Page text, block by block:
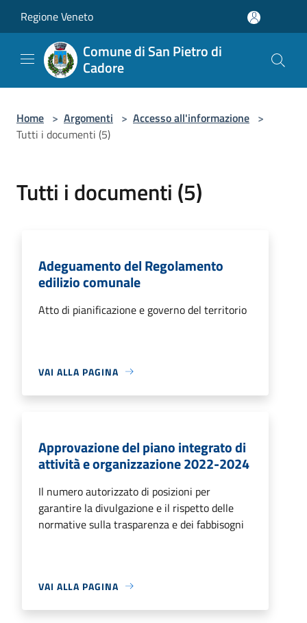
Regione Veneto
Comune di San Pietro di
Cadore
Home > Argomenti > Accesso all'informazione >
Tutti i documenti (5)
Tutti i documenti (5)
Adeguamento del Regolamento
edilizio comunale
Atto di pianificazione e governo del territorio
VAI ALLA PAGINA
Approvazione del piano integrato di
attività e organizzazione 2022-2024
Il numero autorizzato di posizioni per
garantire la divulgazione e il rispetto delle
normative sulla trasparenza e dei fabbisogni
VAI ALLA PAGINA